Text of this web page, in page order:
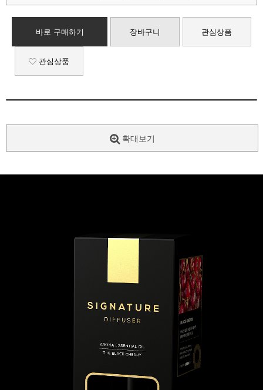
바로 구매하기 장바구니 관심상품
관심상품
확대보기